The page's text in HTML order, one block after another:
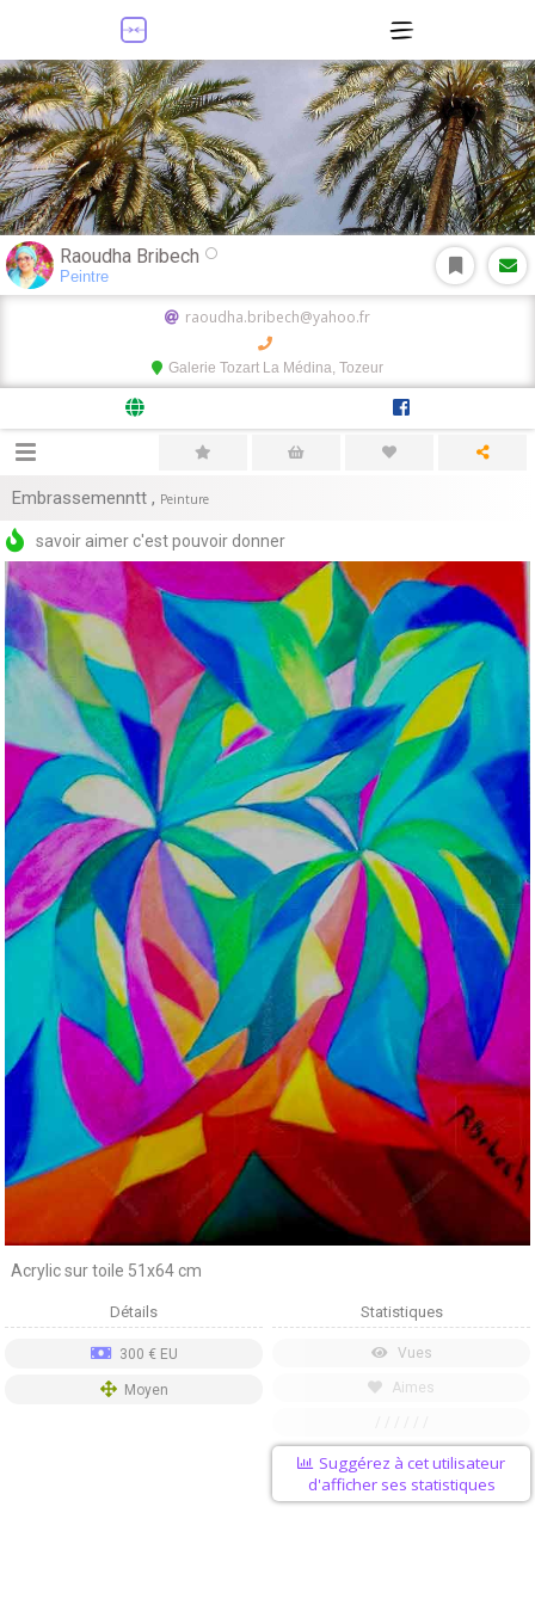
Raoudha Bribech
Peintre
raoudha.bribech@yahoo.fr
Galerie Tozart La Médina, Tozeur
Embrassemenntt , Peinture
savoir aimer c'est pouvoir donner
Acrylic sur toile 51x64 cm
Détails
300 € EU
Moyen
Statistiques
Vues
Aimes
Suggérez à cet utilisateur
d'afficher ses statistiques